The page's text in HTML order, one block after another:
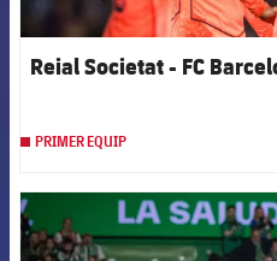
Reial Societat - FC
PRIMER EQUIP